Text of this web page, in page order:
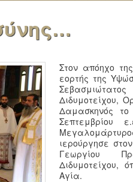
Στον απόηχο
εορτής της
Διδυμοτείχου,
Δαμασκηνός
Σεπτεμβρίου
ιερούργησε
Γεωργίου
Διδυμοτείχου,
Αγία.